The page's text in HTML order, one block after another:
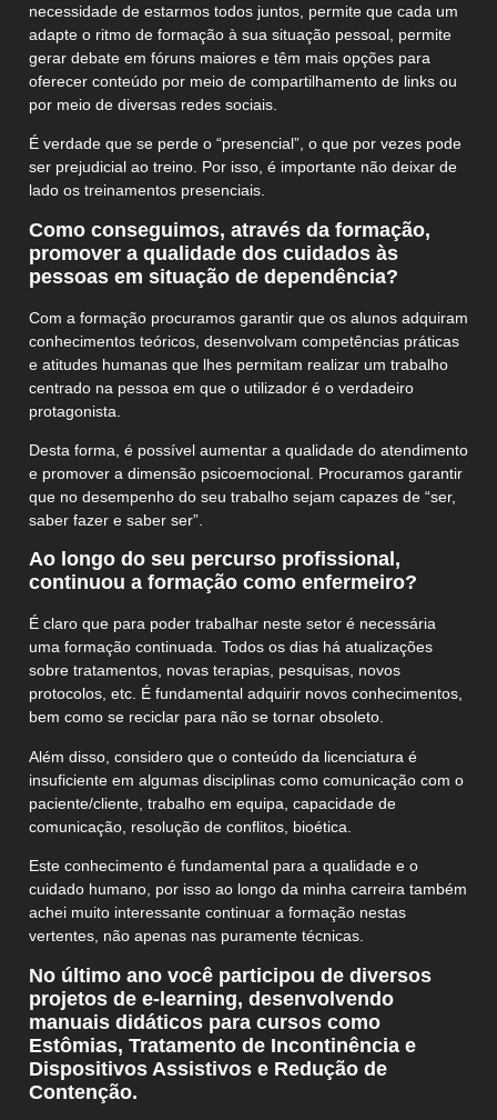
necessidade de estarmos todos juntos, permite que cada um
adapte o ritmo de formação à sua situação pessoal, permite
gerar debate em fóruns maiores e têm mais opções para
oferecer conteúdo por meio de compartilhamento de links ou
por meio de diversas redes sociais.
É verdade que se perde o “presencial”, o que por vezes pode
ser prejudicial ao treino. Por isso, é importante não deixar de
lado os treinamentos presenciais.
Como conseguimos, através da formação,
promover a qualidade dos cuidados às
pessoas em situação de dependência?
Com a formação procuramos garantir que os alunos adquiram
conhecimentos teóricos, desenvolvam competências práticas
e atitudes humanas que lhes permitam realizar um trabalho
centrado na pessoa em que o utilizador é o verdadeiro
protagonista.
Desta forma, é possível aumentar a qualidade do atendimento
e promover a dimensão psicoemocional. Procuramos garantir
que no desempenho do seu trabalho sejam capazes de “ser,
saber fazer e saber ser”.
Ao longo do seu percurso profissional,
continuou a formação como enfermeiro?
É claro que para poder trabalhar neste setor é necessária
uma formação continuada. Todos os dias há atualizações
sobre tratamentos, novas terapias, pesquisas, novos
protocolos, etc. É fundamental adquirir novos conhecimentos,
bem como se reciclar para não se tornar obsoleto.
Além disso, considero que o conteúdo da licenciatura é
insuficiente em algumas disciplinas como comunicação com o
paciente/cliente, trabalho em equipa, capacidade de
comunicação, resolução de conflitos, bioética.
Este conhecimento é fundamental para a qualidade e o
cuidado humano, por isso ao longo da minha carreira também
achei muito interessante continuar a formação nestas
vertentes, não apenas nas puramente técnicas.
No último ano você participou de diversos
projetos de e-learning, desenvolvendo
manuais didáticos para cursos como
Estômias, Tratamento de Incontinência e
Dispositivos Assistivos e Redução de
Contenção.